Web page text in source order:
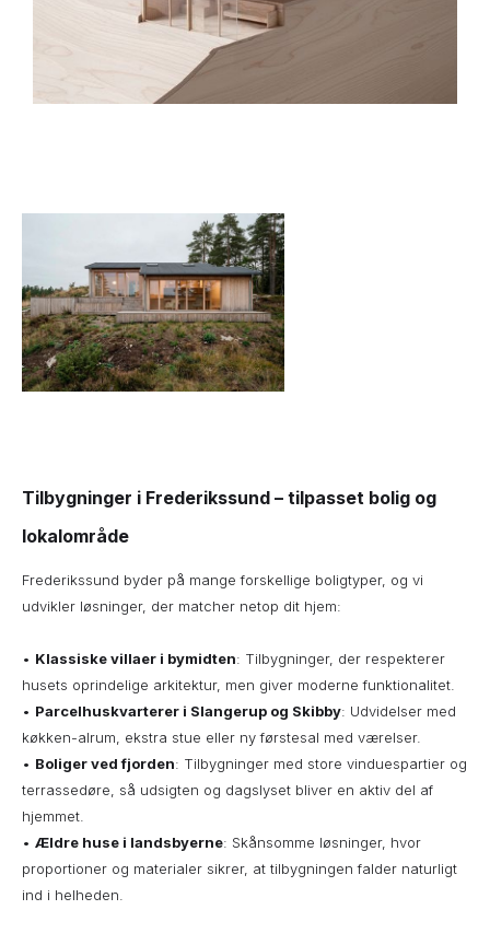
Tilbygninger i Frederikssund – tilpasset bolig og
lokalområde
Frederikssund byder på mange forskellige boligtyper, og vi
udvikler løsninger, der matcher netop dit hjem:
• Klassiske villaer i bymidten: Tilbygninger, der respekterer
husets oprindelige arkitektur, men giver moderne funktionalitet.
• Parcelhuskvarterer i Slangerup og Skibby: Udvidelser med
køkken-alrum, ekstra stue eller ny førstesal med værelser.
• Boliger ved fjorden: Tilbygninger med store vinduespartier og
terrassedøre, så udsigten og dagslyset bliver en aktiv del af
hjemmet.
• Ældre huse i landsbyerne: Skånsomme løsninger, hvor
proportioner og materialer sikrer, at tilbygningen falder naturligt
ind i helheden.